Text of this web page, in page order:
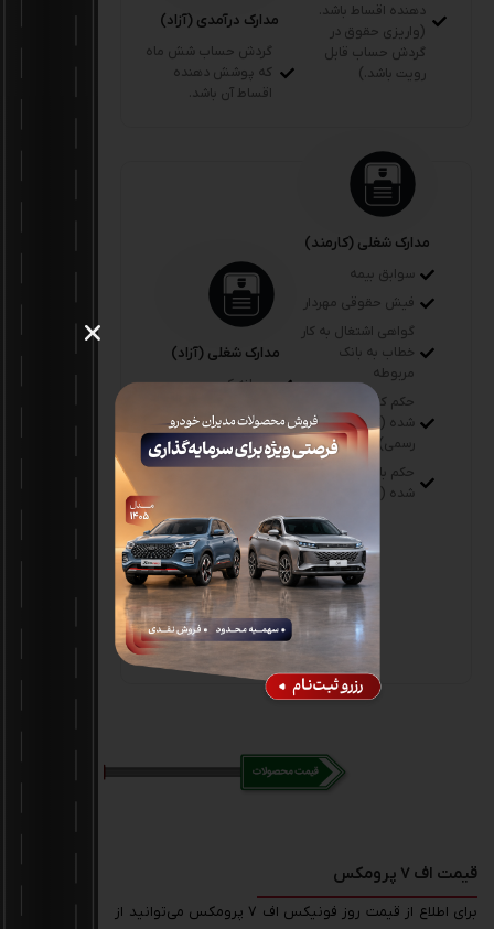
دهنده اقساط باشد.
(واریزی حقوق در
گردش حساب قابل
رویت باشد.)
مدارک درآمدی (آزاد)
گردش حساب شش ماه
که پوشش دهنده
اقساط آن باشد.
مدارک شغلی (کارمند)
سوابق بیمه
فیش حقوقی مهردار
گواهی اشتغال به کار
خطاب به بانک
مربوطه
حکم کارگزینی مهر
شده (کارمندان
رسمی)
حکم بازنشستگی مهر
شده (بازنشستگان)
مدارک شغلی (آزاد)
پروانه کسب
پروانه طبابت
(پزشکان)
پروانه نظام مهندسی
پروانه فعالیت و ثبت
شرکت، روزنامه رسمی،
اساسنامه، آگهی
آخرین
تغییرات(شرکت داران
و اعضا هئیت مدیره)
قیمت اف 7 پرومکس
برای اطلاع از قیمت روز فونیکس اف 7 پرومکس می‌توانید از